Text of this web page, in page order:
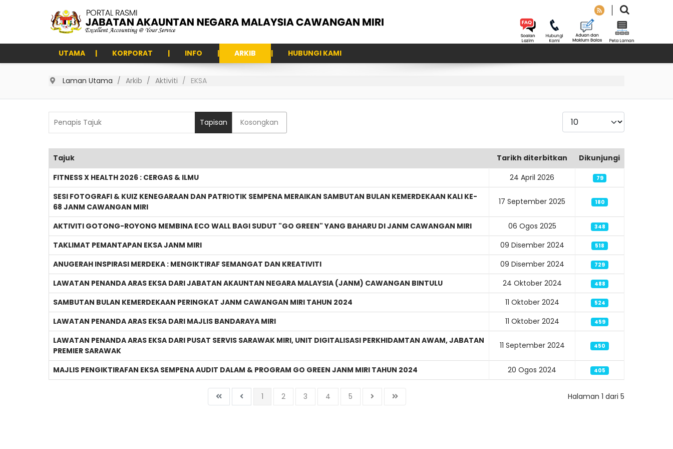
UTAMA KORPORAT INFO ARKIB HUBUNGI KAMI
Laman Utama Arkib Aktiviti EKSA
Tapisan Kosongkan
Paparkan
Tajuk Tarikh diterbitkan
Dikunjungi
FITNESS X HEALTH 2026 : CERGAS & ILMU
24 April 2026 79
SESI FOTOGRAFI & KUIZ KENEGARAAN DAN PATRIOTIK SEMPENA MERAIKAN SAMBUTAN BULAN KEMERDEKAAN KALI KE-
68 JANM CAWANGAN MIRI
17 September 2025 180
AKTIVITI GOTONG-ROYONG MEMBINA ECO WALL BAGI SUDUT "GO GREEN" YANG BAHARU DI JANM CAWANGAN MIRI 06 Ogos 2025 348
TAKLIMAT PEMANTAPAN EKSA JANM MIRI 09 Disember 2024 518
ANUGERAH INSPIRASI MERDEKA : MENGIKTIRAF SEMANGAT DAN KREATIVITI 09 Disember 2024 729
LAWATAN PENANDA ARAS EKSA DARI JABATAN AKAUNTAN NEGARA MALAYSIA (JANM) CAWANGAN BINTULU 24 Oktober 2024 488
SAMBUTAN BULAN KEMERDEKAAN PERINGKAT JANM CAWANGAN MIRI TAHUN 2024 11 Oktober 2024 524
LAWATAN PENANDA ARAS EKSA DARI MAJLIS BANDARAYA MIRI 11 Oktober 2024 459
LAWATAN PENANDA ARAS EKSA DARI PUSAT SERVIS SARAWAK MIRI, UNIT DIGITALISASI PERKHIDAMTAN AWAM, JABATAN
PREMIER SARAWAK
11 September 2024 450
MAJLIS PENGIKTIRAFAN EKSA SEMPENA AUDIT DALAM & PROGRAM GO GREEN JANM MIRI TAHUN 2024 20 Ogos 2024 405
Halaman 1 dari 5
1 2 3 4 5